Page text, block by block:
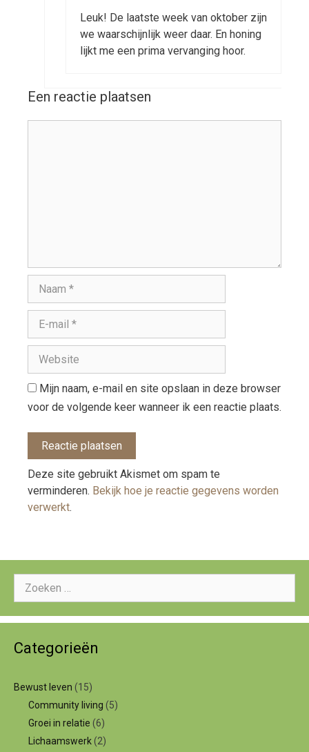
Leuk! De laatste week van oktober zijn
we waarschijnlijk weer daar. En honing
lijkt me een prima vervanging hoor.
Een reactie plaatsen
Mijn naam, e-mail en site opslaan in deze browser
voor de volgende keer wanneer ik een reactie plaats.
Deze site gebruikt Akismet om spam te
verminderen. Bekijk hoe je reactie gegevens worden
verwerkt.
naar:
Categorieën
Bewust leven (15)
Community living (5)
Groei in relatie (6)
Lichaamswerk(2)